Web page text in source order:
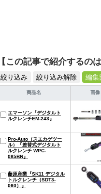
【この記事で紹介するの
絞り込み 絞り込み解除 編集
商品名 画像
エマーソン『デジタルト
ルクレンチEM-243』
Pro-Auto（スエカゲツー
ル）『差替式デジタルト
ルクレンチ WPC-
085BN』
藤原産業『SK11 デジタル
トルクレンチ（SDT3-
060）』